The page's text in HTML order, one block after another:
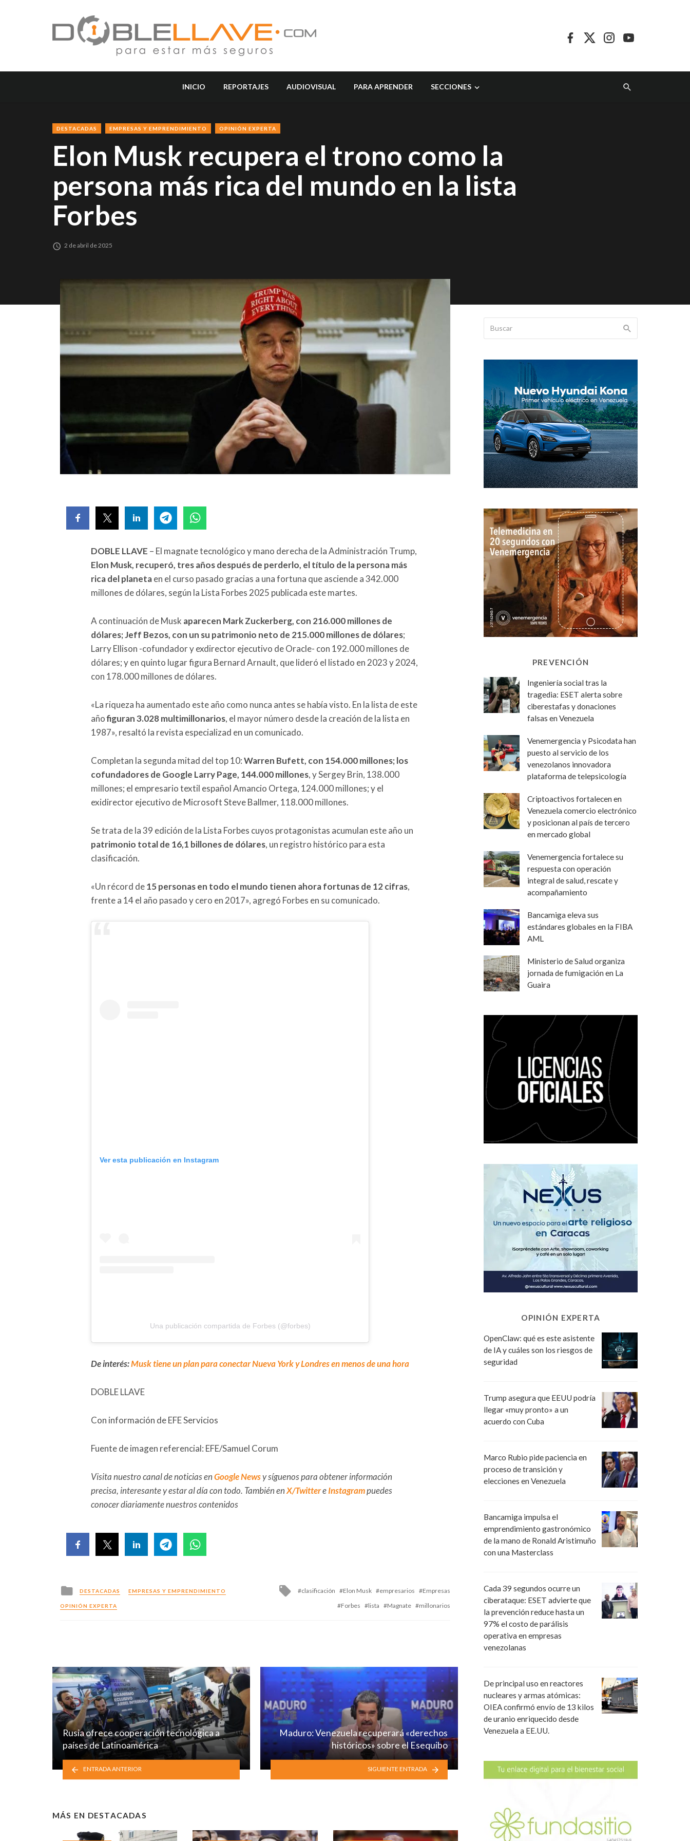
INICIO REPORTAJES AUDIOVISUAL PARA APRENDER SECCIONES
DESTACADAS EMPRESAS Y EMPRENDIMIENTO OPINIÓN EXPERTA
Elon Musk recupera el trono como la
persona más rica del mundo en la lista
Forbes
2 de abril de 2025
DOBLE LLAVE – El magnate tecnológico y mano derecha de la Administración Trump,
Elon Musk, recuperó, tres años después de perderlo, el título de la persona más
rica del planetaen el curso pasado gracias a una fortuna que asciende a 342.000
millones de dólares, según la Lista Forbes 2025 publicada este martes.
A continuación de Musk aparecen Mark Zuckerberg, con 216.000 millones de
dólares; Jeff Bezos, con un su patrimonio neto de 215.000 millones de dólares;
Larry Ellison -cofundador y exdirector ejecutivo de Oracle- con 192.000 millones de
dólares; y en quinto lugar figura Bernard Arnault, que lideró el listado en 2023 y 2024,
con 178.000 millones de dólares.
«La riqueza ha aumentado este año como nunca antes se había visto. En la lista de este
añofiguran 3.028 multimillonarios, el mayor número desde la creación de la lista en
1987», resaltó la revista especializad en un comunicado.
Completan la segunda mitad del top 10:Warren Bufett, con 154.000 millones; los
cofundadores de Google Larry Page, 144.000 millones, y Sergey Brin, 138.000
millones; el empresario textil español Amancio Ortega, 124.000 millones; y el
exidirector ejecutivo de Microsoft Steve Ballmer, 118.000 millones.
Se trata de la 39 edición de la Lista Forbes cuyos protagonistas acumulan este año un
patrimonio total de 16,1 billones de dólares, un registro histórico para esta
clasificación.
«Un récord de15 personas en todo el mundo tienen ahora fortunas de 12 cifras,
frente a 14 el año pasado y cero en 2017», agregó Forbes en su comunicado.
Ver esta publicación en Instagram
Una publicación compartida de Forbes (@forbes)
De interés:Musk tiene un plan para conectar Nueva York y Londres en menos de una hora
DOBLE LLAVE
Con información de EFE Servicios
Fuente de imagen referencial: EFE/Samuel Corum
Visita nuestro canal de noticias enGoogle Newsy síguenos para obtener información
precisa, interesante y estar al día con todo. También enX/TwittereInstagrampuedes
conocer diariamente nuestros contenidos
Posted
in
DESTACADAS EMPRESAS Y EMPRENDIMIENTO
OPINIÓN EXPERTA
Tagged
clasificación Elon Musk empresarios
Empresas
Forbes
lista Magnate millonarios
Rusia ofrece cooperación tecnológica a
países de Latinoamérica
ENTRADA ANTERIOR
Maduro: Venezuela recuperará «derechos
históricos» sobre el Esequibo
SIGUIENTE ENTRADA
MÁS EN DESTACADAS
PREVENCIÓN
Ingeniería social tras la
tragedia: ESET alerta sobre
ciberestafas y donaciones
falsas en Venezuela
Venemergencia y Psicodata han
puesto al servicio de los
venezolanos innovadora
plataforma de telepsicología
Criptoactivos fortalecen en
Venezuela comercio electrónico
y posicionan al país de tercero
en mercado global
Venemergencia fortalece su
respuesta con operación
integral de salud, rescate y
acompañamiento
Bancamiga eleva sus
estándares globales en la FIBA
AML
Ministerio de Salud organiza
jornada de fumigación en La
Guaira
OPINIÓN EXPERTA
OpenClaw: qué es este asistente
de IA y cuáles son los riesgos de
seguridad
Trump asegura que EEUU podría
llegar «muy pronto» a un
acuerdo con Cuba
Marco Rubio pide paciencia en
proceso de transición y
elecciones en Venezuela
Bancamiga impulsa el
emprendimiento gastronómico
de la mano de Ronald Aristimuño
con una Masterclass
Cada 39 segundos ocurre un
ciberataque: ESET advierte que
la prevención reduce hasta un
97% el costo de parálisis
operativa en empresas
venezolanas
De principal uso en reactores
nucleares y armas atómicas:
OIEA confirmó envío de 13 kilos
de uranio enriquecido desde
Venezuela a EE.UU.